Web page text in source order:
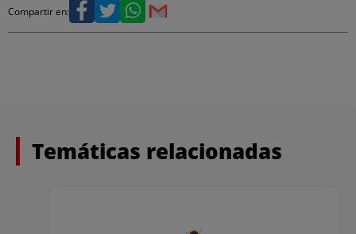
Compartir en:
Temáticas relacionadas